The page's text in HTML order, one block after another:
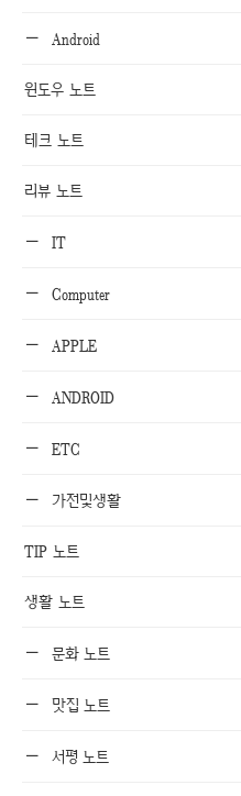
Android
윈도우 노트
테크 노트
리뷰 노트
IT
Computer
APPLE
ANDROID
ETC
가전및생활
TIP 노트
생활 노트
문화 노트
맛집 노트
서평 노트